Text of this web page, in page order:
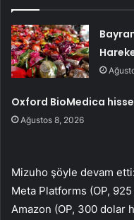
Oxford BioMedica
Ağustos 8, 2026
Mizuho şöyle devam
Meta Platforms (OP,
Amazon (OP, 300 dolar